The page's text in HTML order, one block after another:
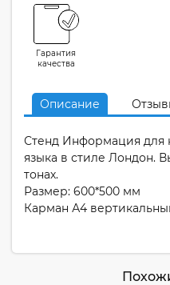
Гарантия
качества
Описание
Стенд Информация для
языка в стиле Лондон.
тонах.
Размер: 600*500 мм
Карман А4